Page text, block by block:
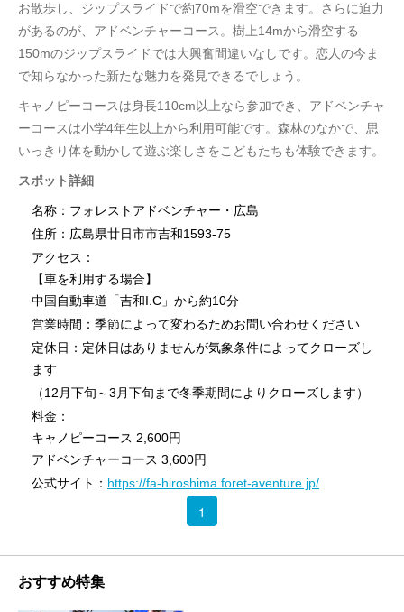
お散歩し、ジップスライドで約70mを滑空できます。さらに迫力
があるのが、アドベンチャーコース。樹上14mから滑空する
150mのジップスライドでは大興奮間違いなしです。恋人の今ま
で知らなかった新たな魅力を発見できるでしょう。
キャノピーコースは身長110cm以上なら参加でき、アドベンチャ
ーコースは小学4年生以上から利用可能です。森林のなかで、思
いっきり体を動かして遊ぶ楽しさをこどもたちも体験できます。
スポット詳細
名称：フォレストアドベンチャー・広島
住所：広島県廿日市市吉和1593-75
アクセス：
【車を利用する場合】
中国自動車道「吉和I.C」から約10分
営業時間：季節によって変わるためお問い合わせください
定休日：定休日はありませんが気象条件によってクローズし
ます
（12月下旬～3月下旬まで冬季期間によりクローズします）
料金：
キャノピーコース 2,600円
アドベンチャーコース 3,600円
公式サイト： https://fa-hiroshima.foret-aventure.jp/
1
おすすめ特集